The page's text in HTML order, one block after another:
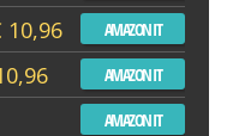
10,96 AMAZON IT
AMAZON IT
AMAZON IT